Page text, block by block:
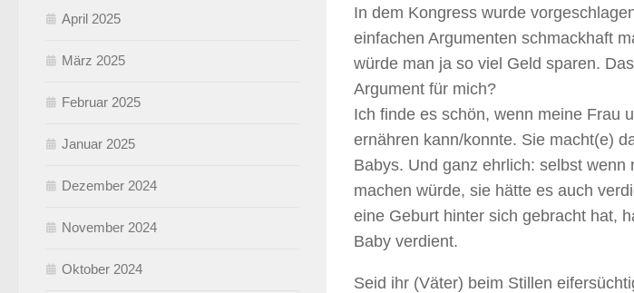
In dem Kongress wurde
einfachen Argumenten schmackhaft
würde man ja so viel Geld sparen.
Argument für mich?
Ich finde es schön, wenn meine Frau
ernähren kann/konnte. Sie macht(e)
Babys. Und ganz ehrlich: selbst
machen würde, sie hätte es auch
eine Geburt hinter sich gebracht hat,
Baby verdient.
Seid ihr (Väter) beim Stillen
April 2025
März 2025
Februar 2025
Januar 2025
Dezember 2024
November 2024
Oktober 2024